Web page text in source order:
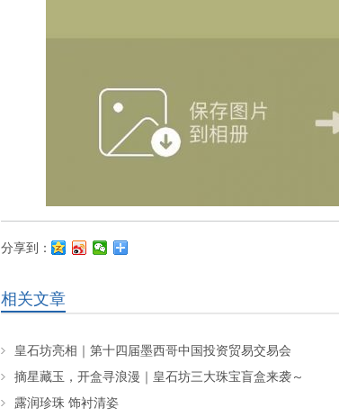
分享到：
相关文章
皇石坊亮相｜第十四届墨西哥中国投资贸易交易会
摘星藏玉，开盒寻浪漫｜皇石坊三大珠宝盲盒来袭～
露润珍珠 饰衬清姿